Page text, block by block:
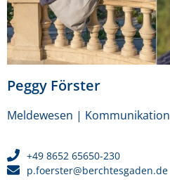
Peggy Förster
Meldewesen | Kommunikation
+49 8652 65650-230
p.foerster@berchtesgaden.de